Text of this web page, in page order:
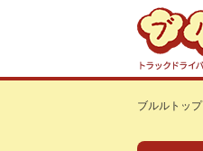
ブルルトップ